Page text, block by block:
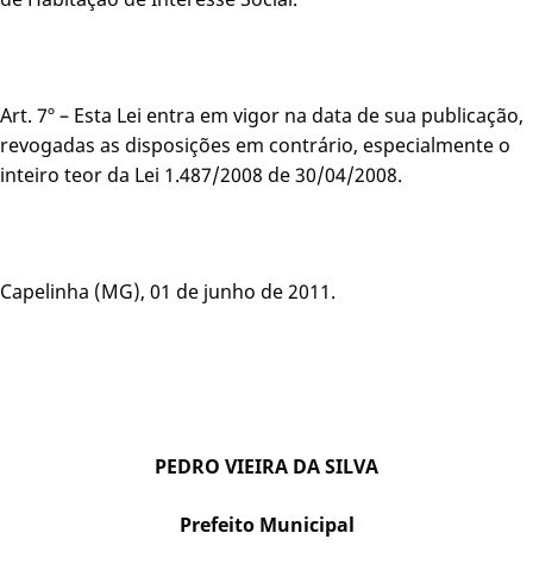
Art. 7º – Esta Lei entra em vigor na data de sua publicação,
revogadas as disposições em contrário, especialmente o
inteiro teor da Lei 1.487/2008 de 30/04/2008.
Capelinha (MG), 01 de junho de 2011.
PEDRO VIEIRA DA SILVA
Prefeito Municipal